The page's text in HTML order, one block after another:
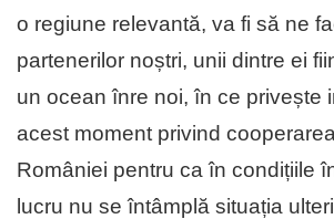
o regiune relevantă, va fi să ne
partenerilor noștri, unii dintre ei
un ocean înre noi, în ce privește
acest moment privind
României pentru ca în condițiile
lucru nu se întâmplă situația